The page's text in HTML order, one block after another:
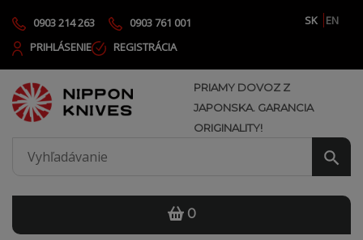
0903 214 263 0903 761 001 SK
EN
PRIHLÁSENIE
REGISTRÁCIA
PRIAMY DOVOZ Z
JAPONSKA. GARANCIA
ORIGINALITY!
0